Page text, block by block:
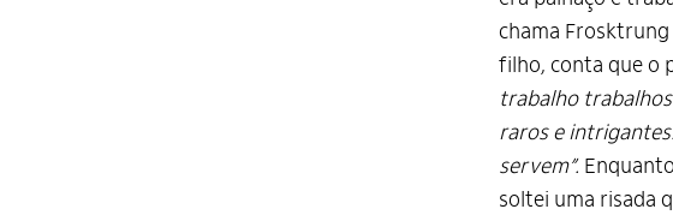
chama Frosktrung
filho, conta que o
trabalho
raros e
servem”.
soltei uma risada